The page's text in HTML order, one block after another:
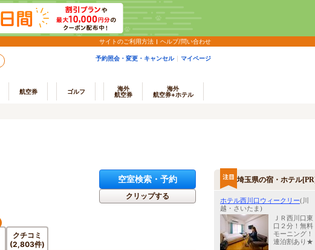
サイトのご利用方法 ヘルプ/問い合わせ
予約照会・変更・キャンセル マイページ
航空券 ゴルフ
海外
航空券
海外
航空券+ホテル
空室検索・予約
クリップする
クチコミ
(2,803件)
埼玉県の宿・ホテル
ホテル西川口ウィークリー(川
越・さいたま)
ＪＲ西川口東
口２分！無料
モーニング！
連泊割あり★